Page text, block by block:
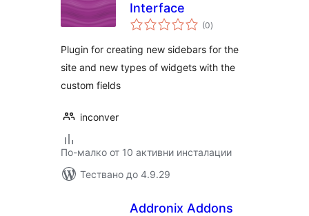
Interface
(0общо
оценки
)
Plugin for creating new sidebars for the
site and new types of widgets with the
custom fields
inconver
По-малко от 10 активни инсталации
Тествано до 4.9.29
Addronix Addons